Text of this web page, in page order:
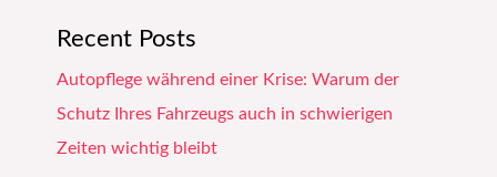
Recent Posts
Autopflege während einer Krise: Warum der
Schutz Ihres Fahrzeugs auch in schwierigen
Zeiten wichtig bleibt